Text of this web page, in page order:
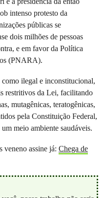
intenso protesto da
públicas se
dois milhões de pessoas
e em favor da Política
(PNARA).
ilegal e inconstitucional,
restritivos da Lei, facilitando
mutagênicas, teratogênicas,
pela Constituição Federal,
meio ambiente saudáveis.
veneno assine já: Chega de